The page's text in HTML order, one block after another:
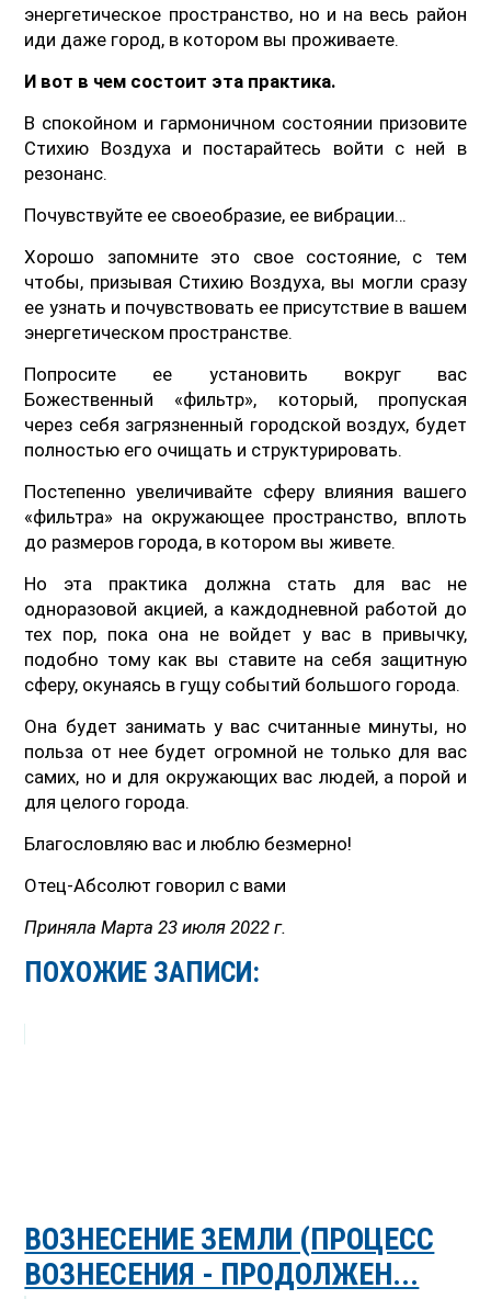
энергетическое пространство, но и на весь район
иди даже город, в котором вы проживаете.
И вот в чем состоит эта практика.
В спокойном и гармоничном состоянии призовите
Стихию Воздуха и постарайтесь войти с ней в
резонанс.
Почувствуйте ее своеобразие, ее вибрации…
Хорошо запомните это свое состояние, с тем
чтобы, призывая Стихию Воздуха, вы могли сразу
ее узнать и почувствовать ее присутствие в вашем
энергетическом пространстве.
Попросите ее установить вокруг вас
Божественный «фильтр», который, пропуская
через себя загрязненный городской воздух, будет
полностью его очищать и структурировать.
Постепенно увеличивайте сферу влияния вашего
«фильтра» на окружающее пространство, вплоть
до размеров города, в котором вы живете.
Но эта практика должна стать для вас не
одноразовой акцией, а каждодневной работой до
тех пор, пока она не войдет у вас в привычку,
подобно тому как вы ставите на себя защитную
сферу, окунаясь в гущу событий большого города.
Она будет занимать у вас считанные минуты, но
польза от нее будет огромной не только для вас
самих, но и для окружающих вас людей, а порой и
для целого города.
Благословляю вас и люблю безмерно!
Отец-Абсолют говорил с вами
Приняла Марта 23 июля 2022 г.
ПОХОЖИЕ ЗАПИСИ:
ВОЗНЕСЕНИЕ ЗЕМЛИ (ПРОЦЕСС
ВОЗНЕСЕНИЯ - ПРОДОЛЖЕН...